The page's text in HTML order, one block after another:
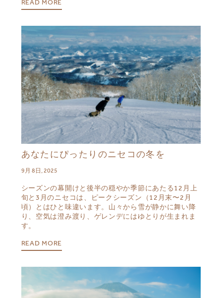
READ MORE
あなたにぴったりのニセコの冬を
9月 8日, 2025
シーズンの幕開けと後半の穏やか季節にあたる12月上
旬と3月のニセコは、ピークシーズン（12月末〜2月
頃）とはひと味違います。山々から雪が静かに舞い降
り、空気は澄み渡り、ゲレンデにはゆとりが生まれま
す。
READ MORE